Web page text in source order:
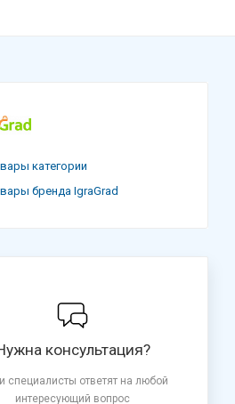
категории
бренда IgraGrad
консультация?
специалисты ответят на любой
интересующий вопрос